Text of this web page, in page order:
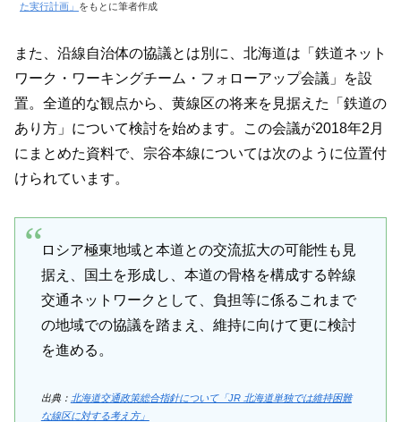
た実行計画」 をもとに筆者作成
また、沿線自治体の協議とは別に、北海道は「鉄道ネット
ワーク・ワーキングチーム・フォローアップ会議」を設
置。全道的な観点から、黄線区の将来を見据えた「鉄道の
あり方」について検討を始めます。この会議が2018年2月
にまとめた資料で、宗谷本線については次のように位置付
けられています。
ロシア極東地域と本道との交流拡大の可能性も見
据え、国土を形成し、本道の骨格を構成する幹線
交通ネットワークとして、負担等に係るこれまで
の地域での協議を踏まえ、維持に向けて更に検討
を進める。
出典： 北海道交通政策総合指針について「JR 北海道単独では維持困難
な線区に対する考え方」